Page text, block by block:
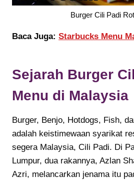
Burger Cili Padi
Baca Juga: Starbucks Menu
Sejarah Burger
Menu di Malaysia
Burger, Benjo, Hotdogs, Fish,
adalah keistimewaan syarikat
segera Malaysia, Cili Padi. Di
Lumpur, dua rakannya, Azlan
Azri, melancarkan jenama itu